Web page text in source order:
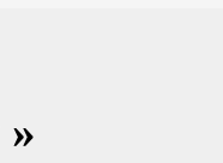
»